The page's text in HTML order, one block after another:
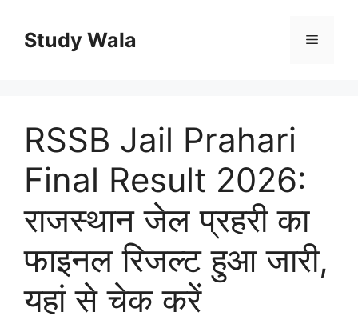
contentStudy Wala Menu
RSSB Jail Prahari
Final Result 2026:
राजस्थान जेल प्रहरी का
फाइनल रिजल्ट हुआ जारी,
यहां से चेक करें